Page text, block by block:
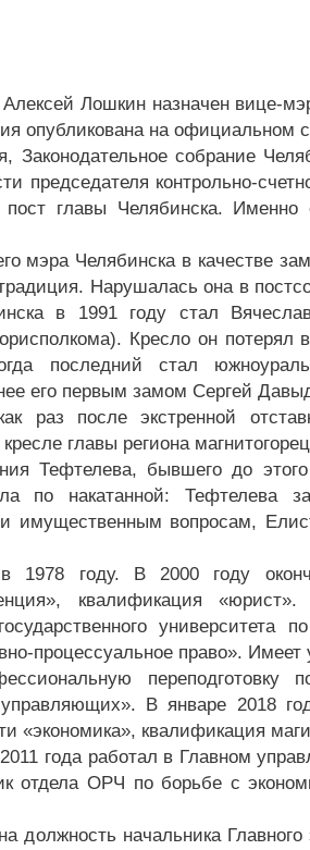
Алексей Лошкин назначен
опубликована на официальном
Законодательное собрание
председателя контрольно-
главы Челябинска.
мэра Челябинска в качестве
Нарушалась она в
в 1991 году стал
Кресло он
последний стал
его первым замом Сергей
раз после экстренной
главы региона
Тефтелева, бывшего до
по накатанной: Тефтелева
имущественным вопросам,
1978 году. В 2000 году
квалификация
процессуальное право».
переподготовку
В январе 2018
«экономика», квалификация
года работал в Главном
отдела ОРЧ по борьбе с
должность начальника